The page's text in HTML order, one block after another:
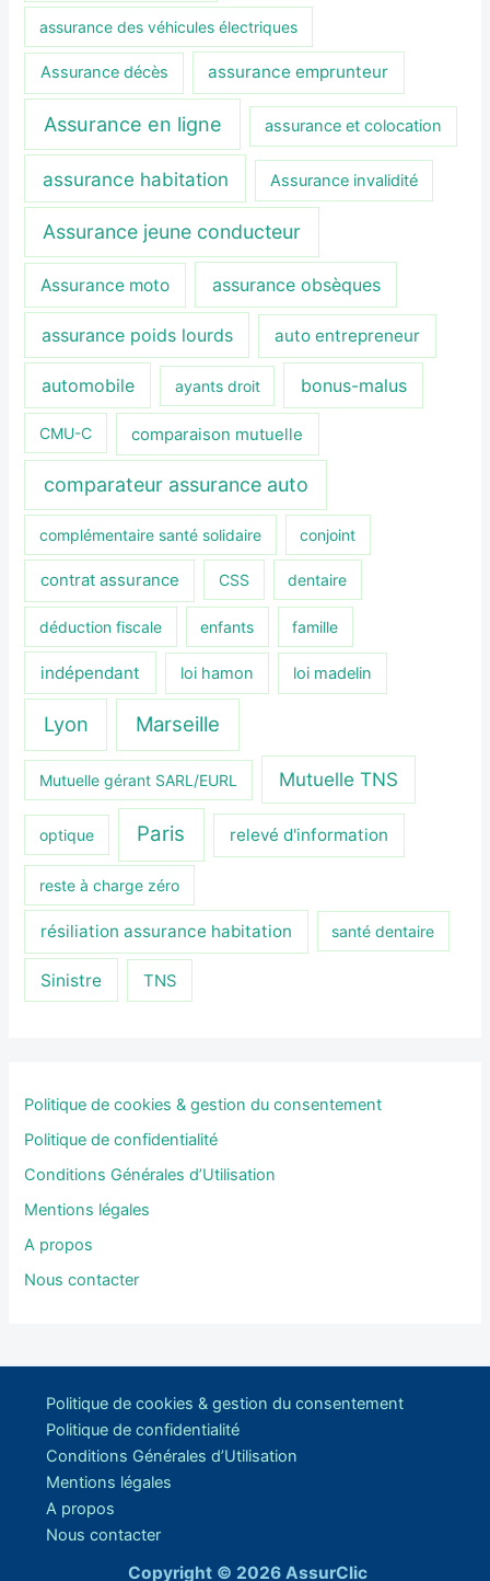
assurance des véhicules électriques
Assurance décès assurance emprunteur
Assurance en ligne assurance et colocation
assurance habitation Assurance invalidité
Assurance jeune conducteur
Assurance moto assurance obsèques
assurance poids lourds auto entrepreneur
automobile ayants droit bonus-malus
CMU-C comparaison mutuelle
comparateur assurance auto
complémentaire santé solidaire conjoint
contrat assurance CSS dentaire
déduction fiscale enfants famille
indépendant loi hamon loi madelin
Lyon Marseille
Mutuelle gérant SARL/EURL Mutuelle TNS
optique Paris relevé d'information
reste à charge zéro
résiliation assurance habitation santé dentaire
Sinistre TNS
Politique de cookies & gestion du consentement
Politique de confidentialité
Conditions Générales d’Utilisation
Mentions légales
A propos
Nous contacter
Politique de cookies & gestion du consentement
Politique de confidentialité
Conditions Générales d’Utilisation
Mentions légales
A propos
Nous contacter
Copyright © 2026 AssurClic